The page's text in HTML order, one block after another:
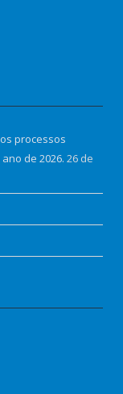
processos
de 2026. 26 de